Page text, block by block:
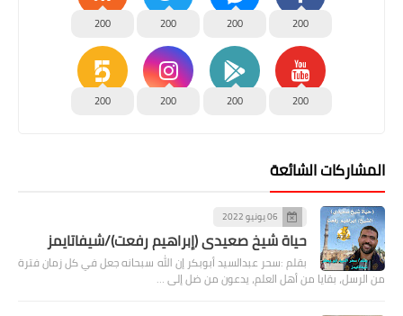
200
200
200
200
200
200
200
200
المشاركات الشائعة
06 يونيو 2022
حياة شيخ صعيدى (إبراهيم رفعت)/شيفاتايمز
بقلم :سحر عبدالسيد أبوبكر إن الله سبحانه جعل في كل زمان فترة
من الرسل، بقايا من أهل العلم، يدعون من ضل إلى …